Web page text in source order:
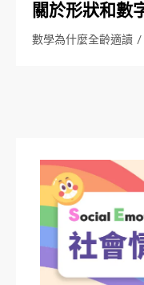
關於形狀和數
數學為什麼全齡適讀